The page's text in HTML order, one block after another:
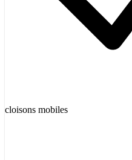
cloisons mobiles